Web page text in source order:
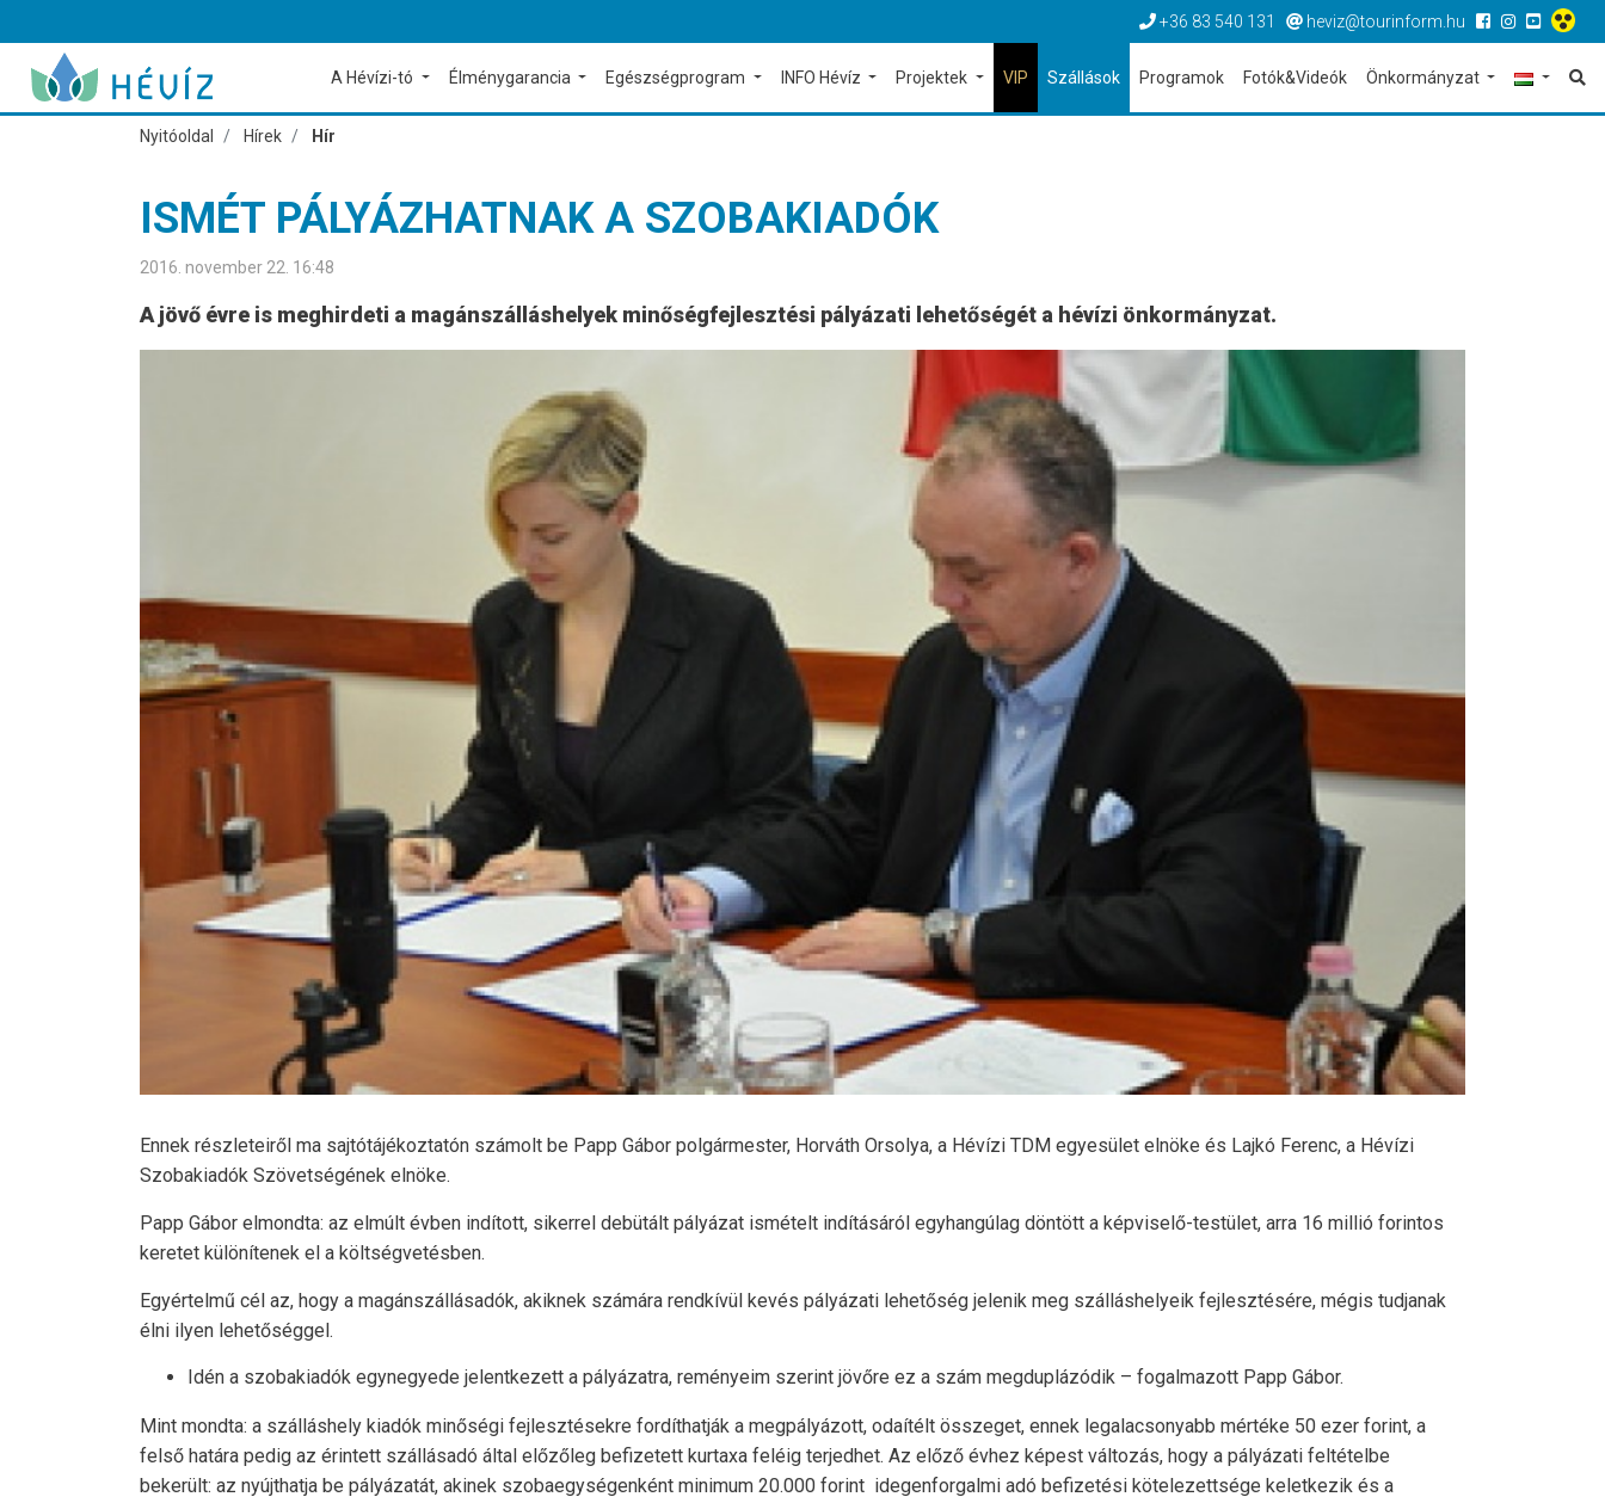
+36 83 540 131 heviz@tourinform.hu
A Hévízi-tó Élménygarancia Egészségprogram INFO Hévíz Projektek VIP Szállások Programok Fotók&Videók Önkormányzat
Nyitóoldal Hírek Hír
ISMÉT PÁLYÁZHATNAK A SZOBAKIADÓK
2016. november 22. 16:48
A jövő évre is meghirdeti a magánszálláshelyek minőségfejlesztési pályázati lehetőségét a hévízi önkormányzat.
Ennek részleteiről ma sajtótájékoztatón számolt be Papp Gábor polgármester, Horváth Orsolya, a Hévízi TDM egyesület elnöke és Lajkó Ferenc, a Hévízi
Szobakiadók Szövetségének elnöke.
Papp Gábor elmondta: az elmúlt évben indított, sikerrel debütált pályázat ismételt indításáról egyhangúlag döntött a képviselő-testület, arra 16 millió forintos
keretet különítenek el a költségvetésben.
Egyértelmű cél az, hogy a magánszállásadók, akiknek számára rendkívül kevés pályázati lehetőség jelenik meg szálláshelyeik fejlesztésére, mégis tudjanak
élni ilyen lehetőséggel.
Idén a szobakiadók egynegyede jelentkezett a pályázatra, reményeim szerint jövőre ez a szám megduplázódik – fogalmazott Papp Gábor.
Mint mondta: a szálláshely kiadók minőségi fejlesztésekre fordíthatják a megpályázott, odaítélt összeget, ennek legalacsonyabb mértéke 50 ezer forint, a
felső határa pedig az érintett szállásadó által előzőleg befizetett kurtaxa feléig terjedhet. Az előző évhez képest változás, hogy a pályázati feltételbe
bekerült: az nyújthatja be pályázatát, akinek szobaegységenként minimum 20.000 forint idegenforgalmi adó befizetési kötelezettsége keletkezik és a